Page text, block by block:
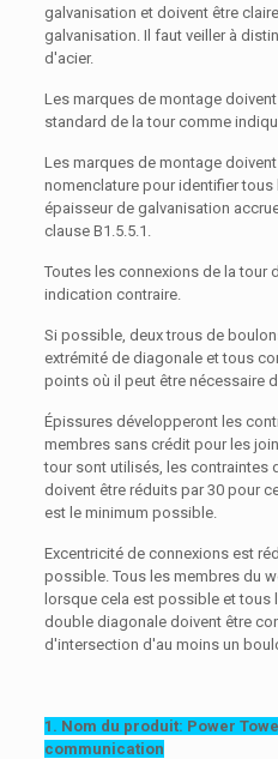
galvanisation et doivent être
galvanisation. Il faut veiller à
d'acier.
Les marques de montage
standard de la tour comme
Les marques de montage
nomenclature pour identifier tous
épaisseur de galvanisation
clause B1.5.5.1.
Toutes les connexions de la tour
indication contraire.
Si possible, deux trous de
extrémité de diagonale et tous
points où il peut être nécessaire
Épissures développeront les
membres sans crédit pour les
tour sont utilisés, les contraintes
doivent être réduits par 30 pour
est le minimum possible.
Excentricité de connexions est
possible. Tous les membres du
lorsque cela est possible et tous
double diagonale doivent être
d'intersection d'au moins un
1. Nom du produit: Power
communication